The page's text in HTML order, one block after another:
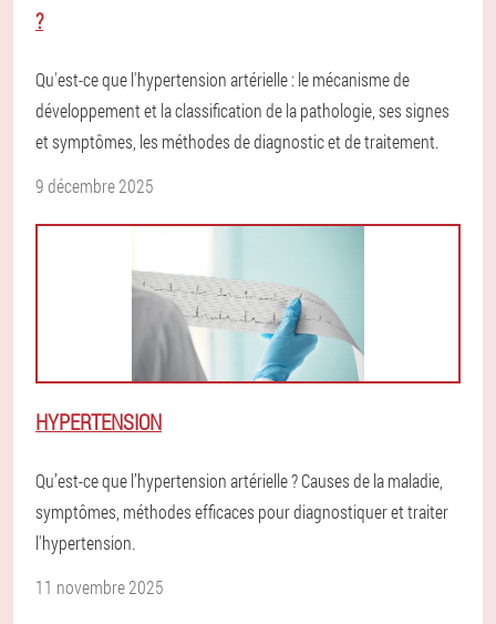
?
Qu'est-ce que l'hypertension artérielle : le mécanisme de
développement et la classification de la pathologie, ses signes
et symptômes, les méthodes de diagnostic et de traitement.
9 décembre 2025
HYPERTENSION
Qu’est-ce que l’hypertension artérielle ? Causes de la maladie,
symptômes, méthodes efficaces pour diagnostiquer et traiter
l'hypertension.
11 novembre 2025